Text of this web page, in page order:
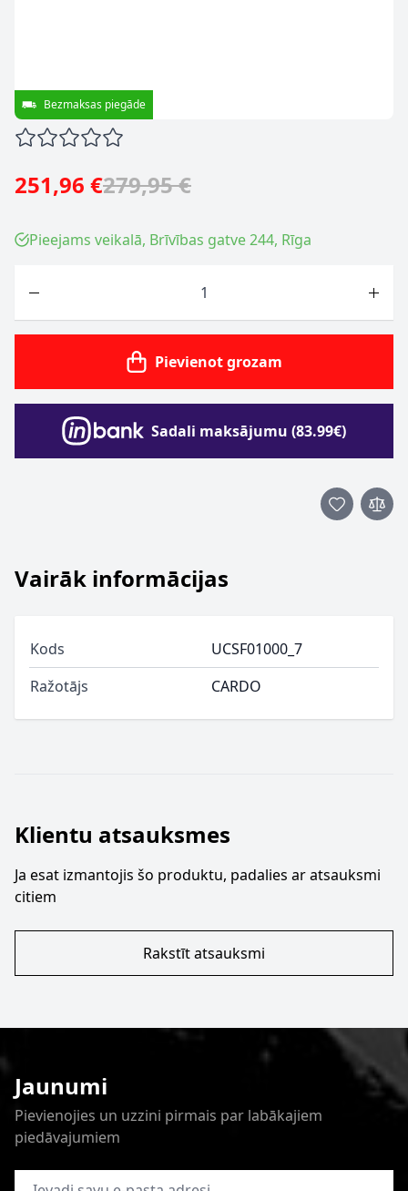
Bezmaksas piegāde
251,96 €279,95 €
Pieejams veikalā, Brīvības gatve 244, Rīga
Pievienot grozam
Sadali maksājumu (83.99€)
Vairāk informācijas
Kods
UCSF01000_7
Ražotājs
CARDO
Klientu atsauksmes
Ja esat izmantojis šo produktu, padalies ar atsauksmi
citiem
Rakstīt atsauksmi
Jaunumi
Pievienojies un uzzini pirmais par labākajiem
piedāvajumiem
E-pasta adrese